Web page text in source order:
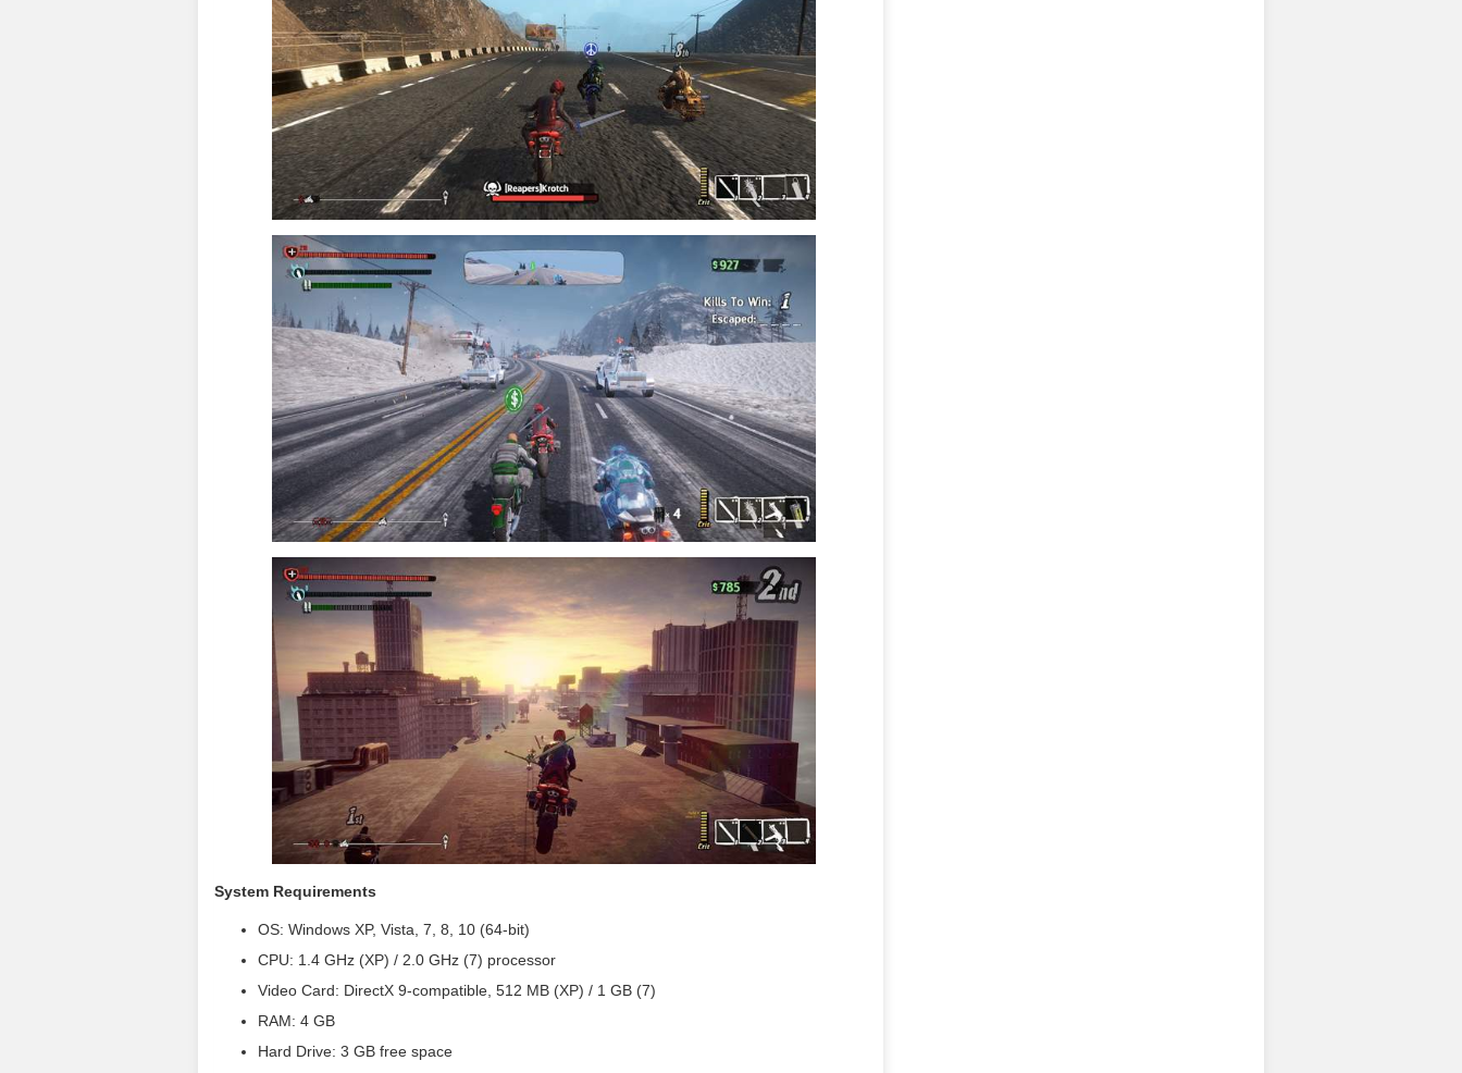
System Requirements
OS: Windows XP, Vista, 7, 8, 10 (64-bit)
CPU: 1.4 GHz (XP) / 2.0 GHz (7) processor
Video Card: DirectX 9-compatible, 512 MB (XP) / 1 GB (7)
RAM: 4 GB
Hard Drive: 3 GB free space